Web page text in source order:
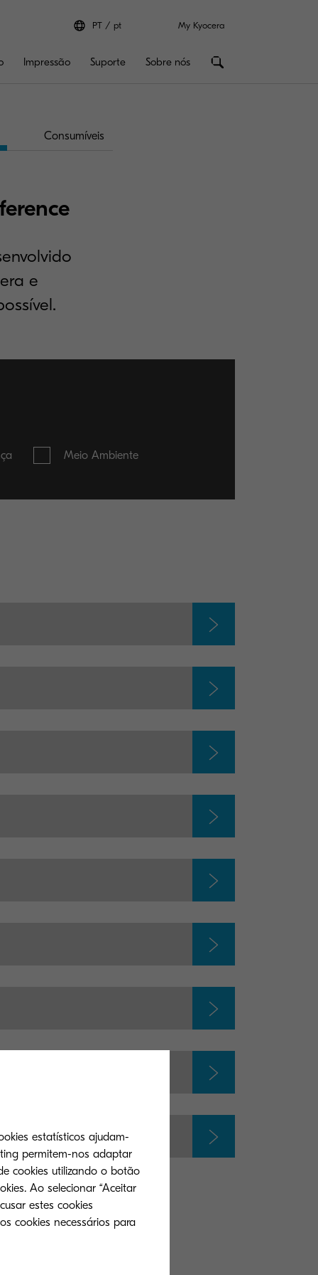
PT pt My Kyocera
Impressão Suporte Sobre nós
Consumíveis
e
Meio Ambiente
estatísticos ajudam-
permitem-nos adaptar
cookies utilizando o botão
Ao selecionar “Aceitar
estes cookies
cookies necessários para